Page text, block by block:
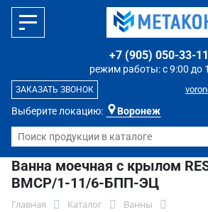
Выберите локацию: Воронеж
режим работы: с 9:00 до
+7 (905) 050-33-11
ЗАКАЗАТЬ ЗВОНОК
Ванна моечная с крылом
ВМСР/1-11/6-БПП-ЭЦ
Главная Каталог
Ванны